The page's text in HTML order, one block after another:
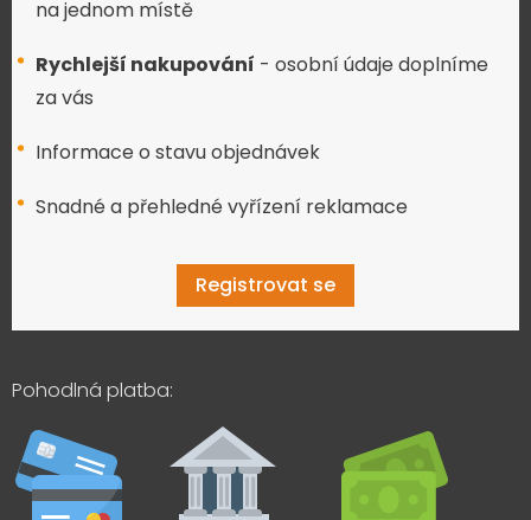
na jednom místě
Rychlejší nakupování - osobní údaje doplníme
za vás
Informace o stavu objednávek
Snadné a přehledné vyřízení reklamace
Registrovat se
Pohodlná platba: